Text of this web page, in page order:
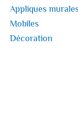
Appliques
Mobiles
Décoration